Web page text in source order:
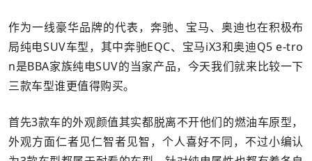
作为一线豪华品牌的代表，奔驰、宝马、奥迪也在积极布
局纯电SUV车型，其中奔驰EQC、宝马iX3和奥迪Q5 e-tro
n是BBA家族纯电SUV的当家产品，今天我们就来比较一下
三款车型谁更值得购买。
首先3款车的外观颜值其实都脱离不开他们的燃油车原型，
外观方面仁者见仁智者见智，个人喜好不同，不过小编认